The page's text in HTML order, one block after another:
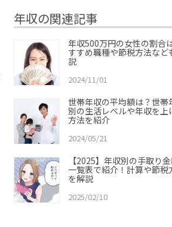
年収の関連記事
年収500万円の女性の割合
すすめ職種や節税方法など
説
2024/11/01
世帯年収の平均額は？世帯
別の生活レベルや年収を上
方法を紹介
2024/05/21
【2025】年収別の手取り
一覧表で紹介！計算や節税
を解説
2025/02/10